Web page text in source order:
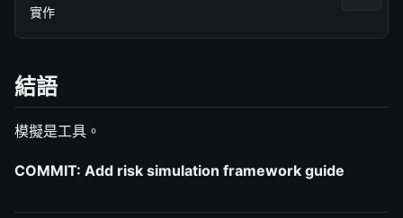
實作
結語
模擬是工具。
COMMIT: Add risk simulation framework guide